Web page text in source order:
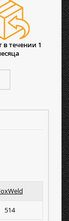
в течении 1
514